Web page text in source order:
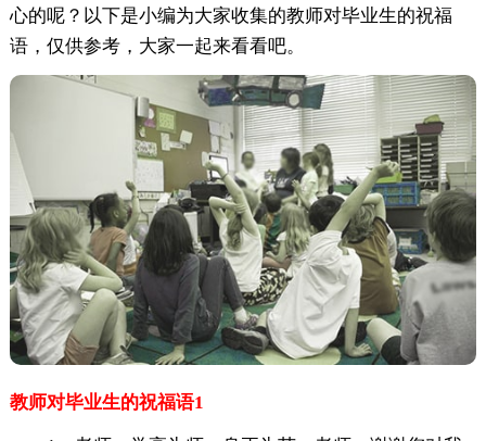
心的呢？以下是小编为大家收集的教师对毕业生的祝福
语，仅供参考，大家一起来看看吧。
教师对毕业生的祝福语1